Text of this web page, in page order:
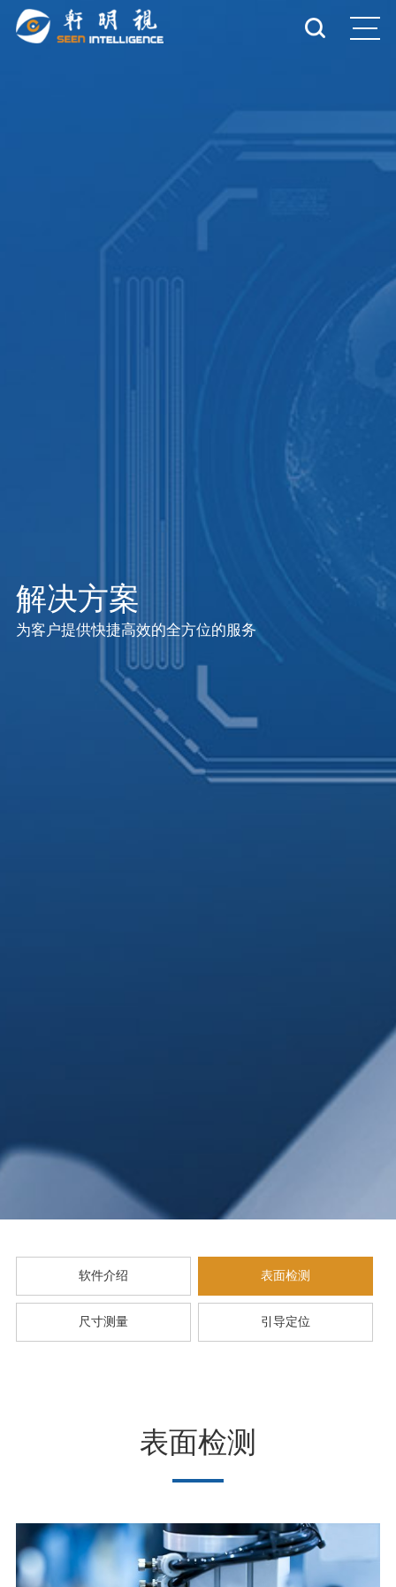
解决方案
为客户提供快捷高效的全方位的服务
软件介绍 表面检测
尺寸测量 引导定位
表面检测